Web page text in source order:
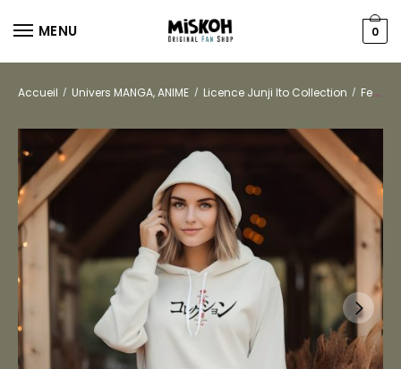
MENU 0
Accueil / Univers MANGA, ANIME / Licence Junji Ito Collection / Femmes